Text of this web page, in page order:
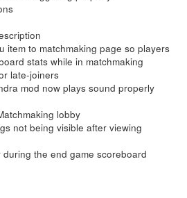
item to matchmaking page so players
stats while in matchmaking
late-joiners
mod now plays sound properly
lobby
not being visible after viewing
the end game scoreboard